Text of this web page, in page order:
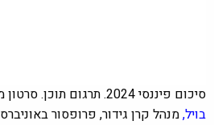
סיכום פיננסי 2024. תרגום תוכן. סרטון מערוץ היוטיוב של
בויל,מנהל קרן גידור, פרופסור